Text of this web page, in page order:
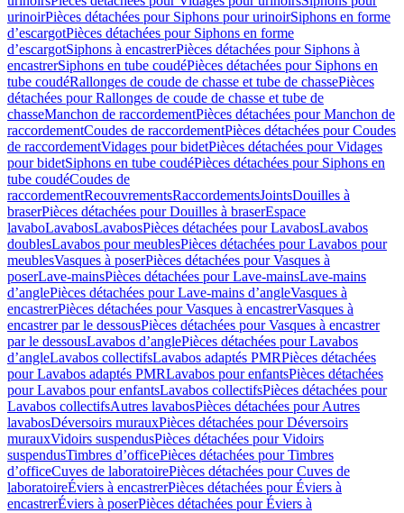
urinoirPièces détachées pour Siphons pour urinoirSiphons en forme
d’escargotPièces détachées pour Siphons en forme
d’escargotSiphons à encastrerPièces détachées pour Siphons à
encastrerSiphons en tube coudéPièces détachées pour Siphons en
tube coudéRallonges de coude de chasse et tube de chassePièces
détachées pour Rallonges de coude de chasse et tube de
chasseManchon de raccordementPièces détachées pour Manchon de
raccordementCoudes de raccordementPièces détachées pour Coudes
de raccordementVidages pour bidetPièces détachées pour Vidages
pour bidetSiphons en tube coudéPièces détachées pour Siphons en
tube coudéCoudes de
raccordementRecouvrementsRaccordementsJointsDouilles à
braserPièces détachées pour Douilles à braserEspace
lavaboLavabosLavabosPièces détachées pour LavabosLavabos
doublesLavabos pour meublesPièces détachées pour Lavabos pour
meublesVasques à poserPièces détachées pour Vasques à
poserLave-mainsPièces détachées pour Lave-mainsLave-mains
d’anglePièces détachées pour Lave-mains d’angleVasques à
encastrerPièces détachées pour Vasques à encastrerVasques à
encastrer par le dessousPièces détachées pour Vasques à encastrer
par le dessousLavabos d’anglePièces détachées pour Lavabos
d’angleLavabos collectifsLavabos adaptés PMRPièces détachées
pour Lavabos adaptés PMRLavabos pour enfantsPièces détachées
pour Lavabos pour enfantsLavabos collectifsPièces détachées pour
Lavabos collectifsAutres lavabosPièces détachées pour Autres
lavabosDéversoirs murauxPièces détachées pour Déversoirs
murauxVidoirs suspendusPièces détachées pour Vidoirs
suspendusTimbres dʼofficePièces détachées pour Timbres
dʼofficeCuves de laboratoirePièces détachées pour Cuves de
laboratoireÉviers à encastrerPièces détachées pour Éviers à
encastrerÉviers à poserPièces détachées pour Éviers à